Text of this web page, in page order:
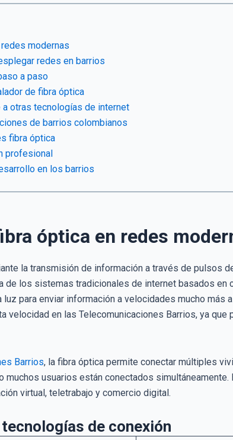
modernas
redes en barrios
a paso
de fibra óptica
otras tecnologías de internet
de barrios colombianos
fibra óptica
profesional
en los barrios
óptica en redes
la transmisión de información a través de pulsos
de los sistemas tradicionales de internet basados en
para enviar información a velocidades mucho más
velocidad en las Telecomunicaciones Barrios, ya
Barrios, la fibra óptica permite conectar múltiples
muchos usuarios están conectados
virtual, teletrabajo y comercio digital.
de conexión